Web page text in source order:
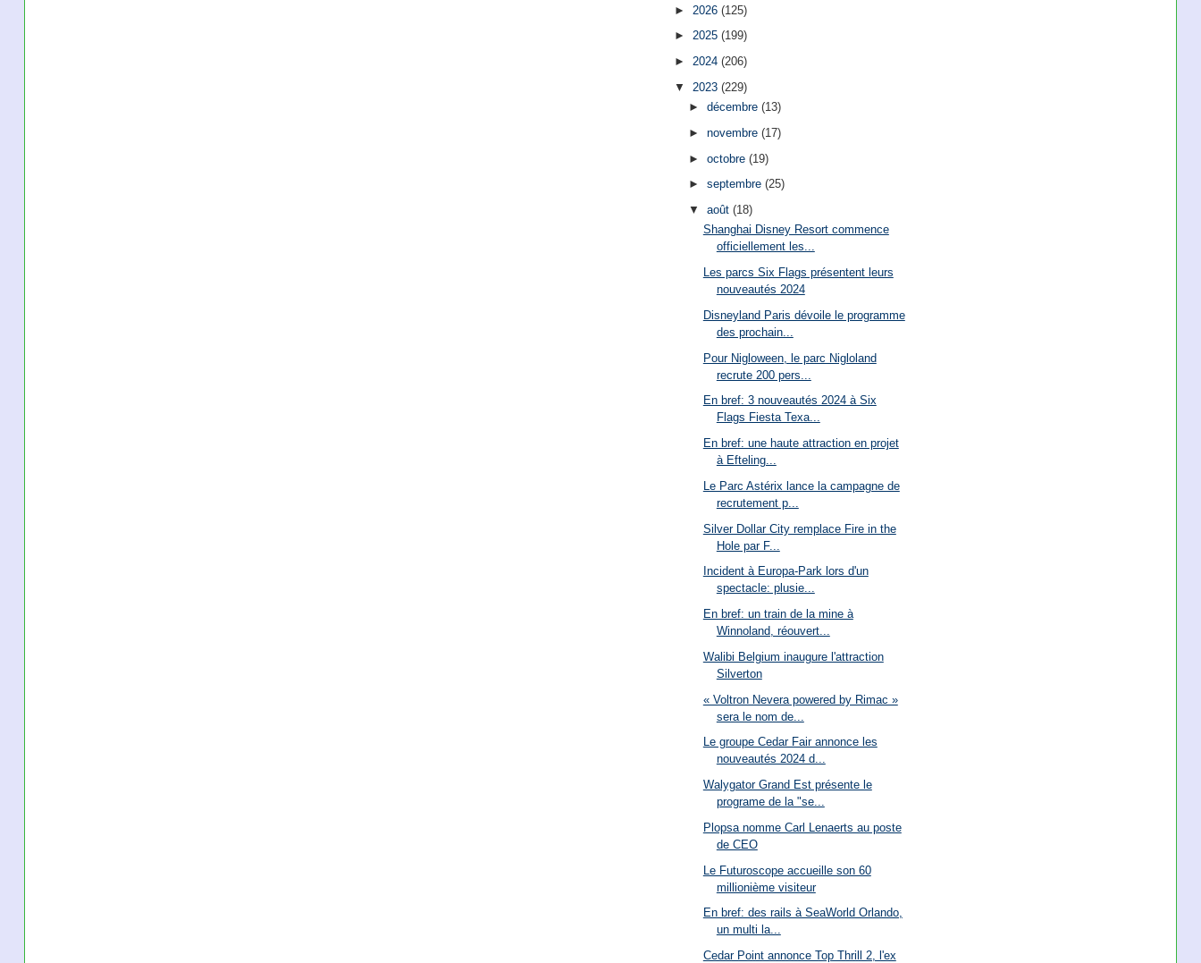
► 2026(125)
►2025(199)
►2024(206)
▼ 2023(229)
► décembre (13)
► novembre (17)
► octobre (19)
► septembre (25)
▼ août (18)
Shanghai Disney Resort commence
officiellement les...
Les parcs Six Flags présentent leurs
nouveautés 2024
Disneyland Paris dévoile le programme
des prochain...
Pour Nigloween, le parc Nigloland
recrute 200 pers...
En bref: 3 nouveautés 2024 à Six
Flags Fiesta Texa...
En bref: une haute attraction en projet
à Efteling...
Le Parc Astérix lance la campagne de
recrutement p...
Silver Dollar City remplace Fire in the
Hole par F...
Incident à Europa-Park lors d'un
spectacle: plusie...
En bref: un train de la mine à
Winnoland, réouvert...
Walibi Belgium inaugure l'attraction
Silverton
« Voltron Nevera powered by Rimac »
sera le nom de...
Le groupe Cedar Fair annonce les
nouveautés 2024 d...
Walygator Grand Est présente le
programe de la "se...
Plopsa nomme Carl Lenaerts au poste
de CEO
Le Futuroscope accueille son 60
millionième visiteur
En bref: des rails à SeaWorld Orlando,
un multi la...
Cedar Point annonce Top Thrill 2, l'ex